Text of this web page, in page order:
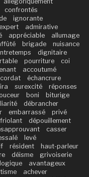
confrontés
ignorante
admirative
appréciable
allumage
brigade
nuisance
dignitaire
pourriture
coi
accoutumé
échancrure
surexcité
réponses
boni
biturige
débrancher
embarrassé
privé
dépouillement
casser
levé
résident
haut-parleur
déisme
grivoiserie
avantageux
achever